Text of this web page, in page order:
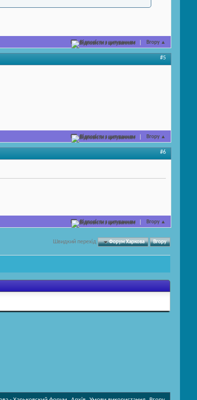
Відповісти з цитуванням Вгору ▲
#5
Відповісти з цитуванням Вгору ▲
#6
Відповісти з цитуванням Вгору ▲
Швидкий перехід Форум Харкова Вгору